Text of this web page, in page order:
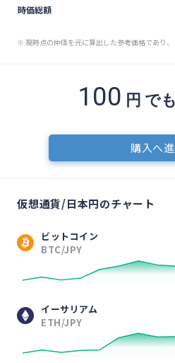
時価総額
※ 現時点の仲値を元に算出した参考価格であり、
仮想通貨/日本円のチャート
ビットコイン
BTC/JPY
イーサリアム
ETH/JPY
100 円 で
購入へ